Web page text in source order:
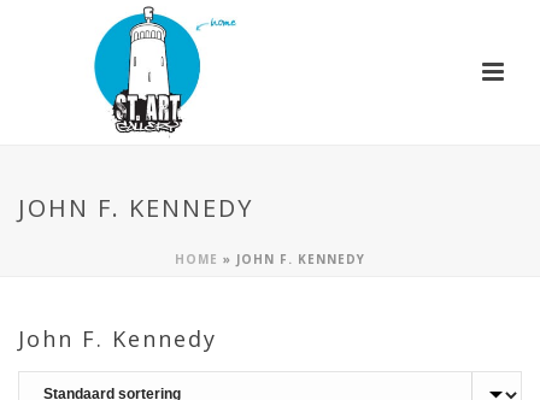
JOHN F. KENNEDY
HOME » JOHN F. KENNEDY
John F. Kennedy